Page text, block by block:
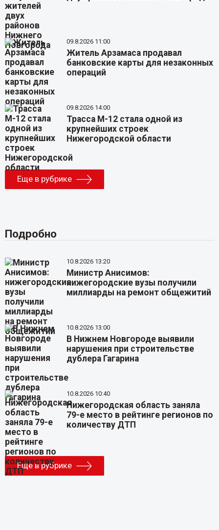
09.8.2026 11:00
Житель Арзамаса продавал
банковские карты для незаконных
операций
09.8.2026 14:00
Трасса М-12 стала одной из
крупнейших строек
Нижегородской области
Еще в рубрике
Подробно
10.8.2026 13:20
Министр Анисимов:
нижегородские вузы получили
миллиарды на ремонт общежитий
10.8.2026 13:00
В Нижнем Новгороде выявили
нарушения при строительстве
дублера Гагарина
10.8.2026 10:40
Нижегородская область заняла
79-е место в рейтинге регионов по
количеству ДТП
Еще в рубрике